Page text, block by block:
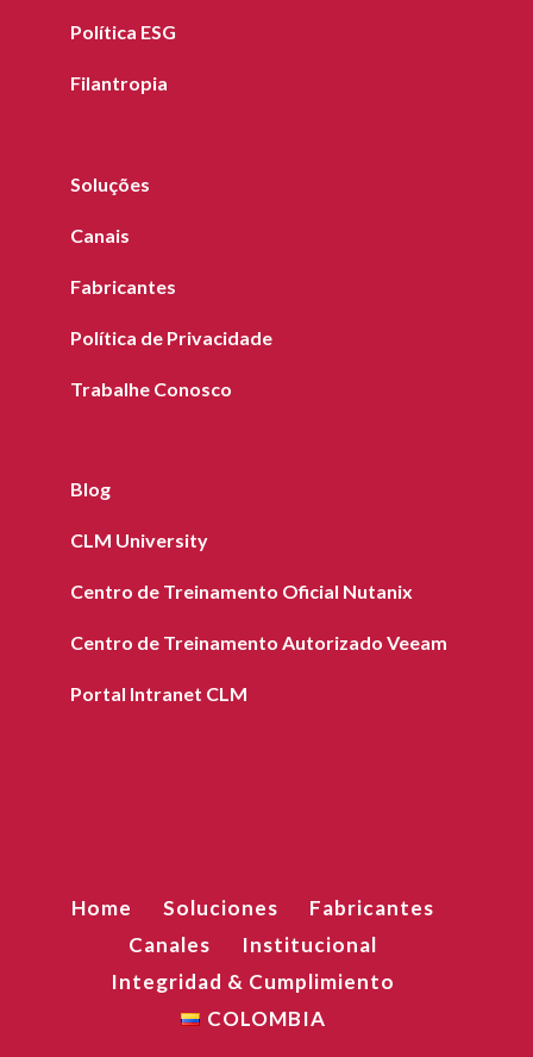
Política ESG
Filantropia
Soluções
Canais
Fabricantes
Política de Privacidade
Trabalhe Conosco
Blog
CLM University
Centro de Treinamento Oficial Nutanix
Centro de Treinamento Autorizado Veeam
Portal Intranet CLM
Home Soluciones
Fabricantes
Canales
Institucional
Integridad & Cumplimiento
COLOMBIA